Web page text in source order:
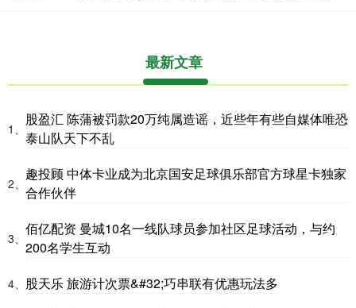
最新文章
1、
股盈汇 陈蒲被罚款20万纯属造谣，近些年有些自媒体唯恐
泰山队天下不乱
2、
趣投顾 中体卡业成为北京国安足球俱乐部官方球星卡独家
合作伙伴
3、
佰亿配资 曼城10名一线队球员参加社区足球活动，与约
200名学生互动
4、 股天乐 旅游计次票&#32;巧串联有优惠玩法多